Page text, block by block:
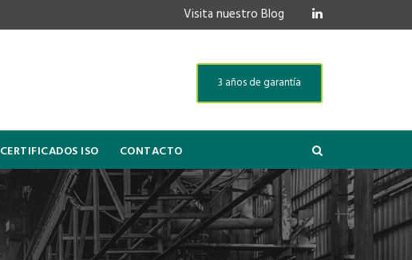
Visita nuestro Blog
3 años de garantía
CERTIFICADOS ISO CONTACTO